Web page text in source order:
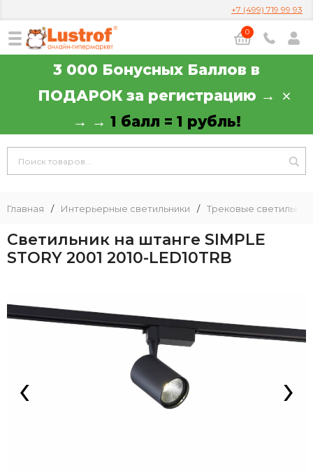
+7 (499) 719 99 93
0
3 000 Бонусных Баллов в
ПОДАРОК за регистрацию →
→ → 1 балл = 1 рубль!
Главная / Интерьерные светильники / Трековые
Светильник на штанге SIMPLE
STORY 2001 2010-LED10TRB
‹ ›